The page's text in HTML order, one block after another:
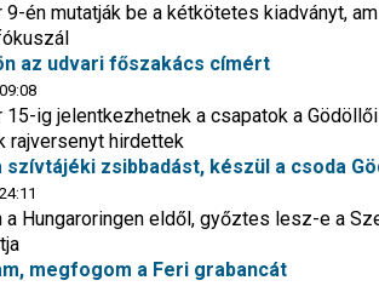
9-én mutatják be a kétkötetes kiadványt,
az udvari főszakács címért
15-ig jelentkezhetnek a csapatok a
rajversenyt hirdettek
szívtájéki zsibbadást, készül a csoda
a Hungaroringen eldől, győztes lesz-e a
megfogom a Feri grabancát